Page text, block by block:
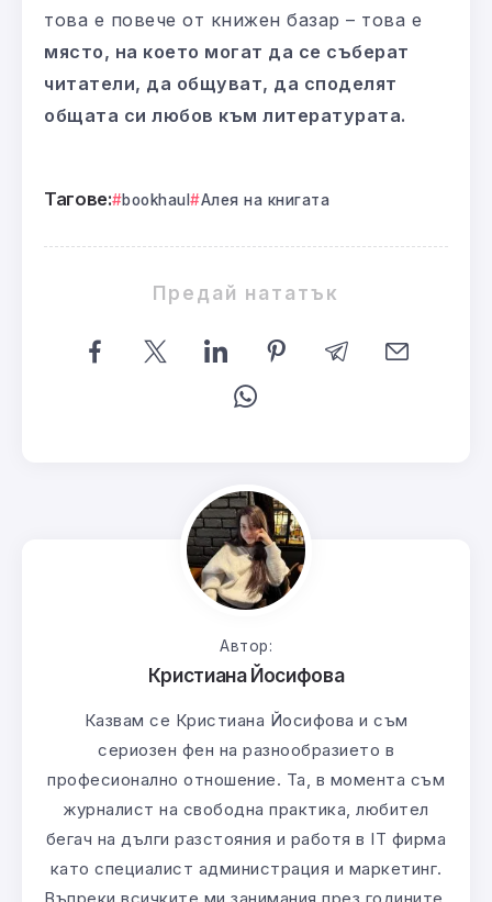
това е повече от книжен базар – това е
място, на което могат да се съберат
читатели, да общуват, да споделят
общата си любов към литературата.
Тагове: bookhaul Алея на книгата
Предай нататък
Автор:
Кристиана Йосифова
Казвам се Кристиана Йосифова и съм
сериозен фен на разнообразието в
професионално отношение. Та, в момента съм
журналист на свободна практика, любител
бегач на дълги разстояния и работя в IT фирма
като специалист администрация и маркетинг.
Въпреки всичките ми занимания през годините,